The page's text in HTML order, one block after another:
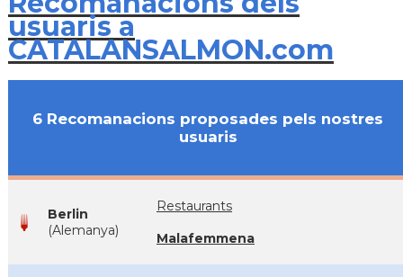
usuaris a
CATALANSALMON.com
6 Recomanacions proposades pels nostres
usuaris
Berlin
(Alemanya)
Restaurants
Malafemmena